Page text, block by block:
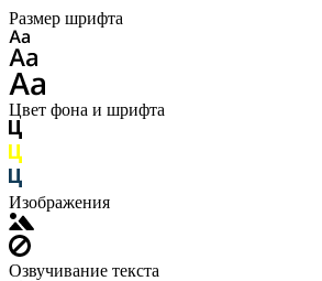
Размер шрифта
Цвет фона и шрифта
Изображения
Озвучивание текста